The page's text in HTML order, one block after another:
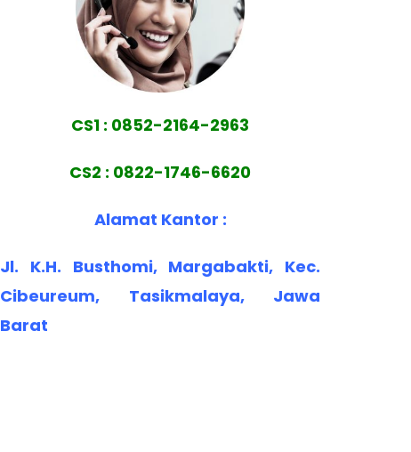
CS1 : 0852-2164-2963
CS2 : 0822-1746-6620
Alamat Kantor :
Jl. K.H. Busthomi, Margabakti, Kec.
Cibeureum, Tasikmalaya, Jawa
Barat